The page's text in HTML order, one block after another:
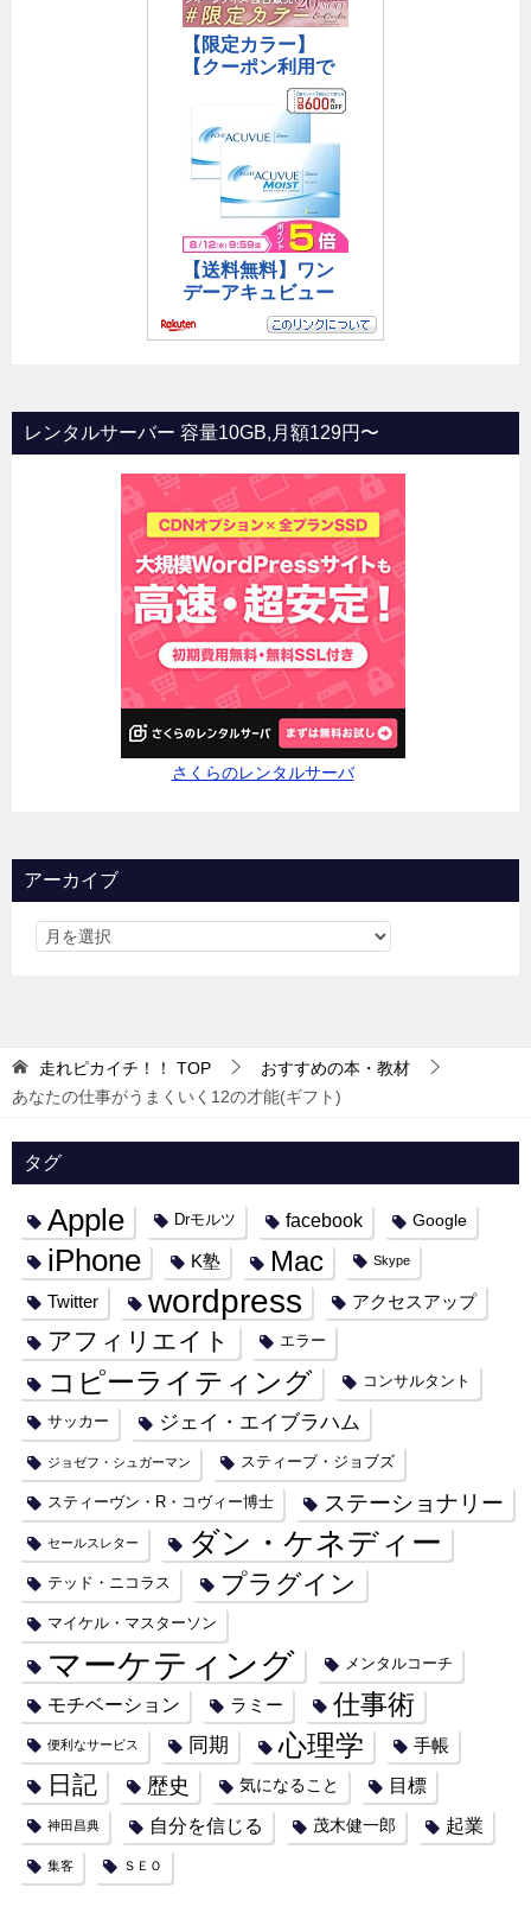
レンタルサーバー 容量10GB,月額129円〜
さくらのレンタルサーバ
アーカイブ
走れピカイチ！！ TOP
おすすめの本・教材
あなたの仕事がうまくいく12の才能(ギフト)
タグ
Apple Drモルツ facebook Google
iPhone K塾 Mac Skype
Twitter wordpress アクセスアップ
アフィリエイト エラー
コピーライティング コンサルタント
サッカー ジェイ・エイブラハム
ジョゼフ・シュガーマン スティーブ・ジョブズ
スティーヴン・R・コヴィー博士 ステーショナリー
セールスレター ダン・ケネディー
テッド・ニコラス プラグイン
マイケル・マスターソン
マーケティング メンタルコーチ
モチベーション ラミー 仕事術
便利なサービス 同期 心理学 手帳
日記 歴史 気になること 目標
神田昌典 自分を信じる 茂木健一郎 起業
集客 ＳＥＯ